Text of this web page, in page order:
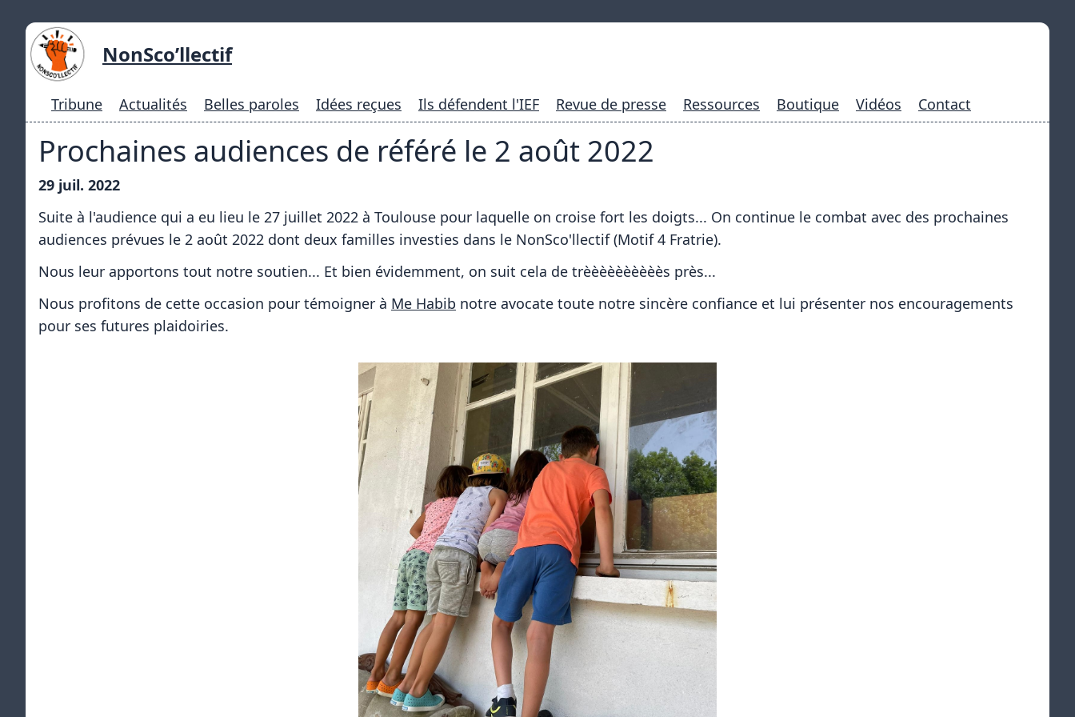
NonSco’llectif
Tribune Actualités Belles paroles Idées reçues Ils défendent l'IEF Revue de presse Ressources Boutique Vidéos Contact
Prochaines audiences de référé le 2 août 2022
29 juil. 2022
Suite à l'audience qui a eu lieu le 27 juillet 2022 à Toulouse pour laquelle on croise fort les doigts... On continue le combat avec des prochaines
audiences prévues le 2 août 2022 dont deux familles investies dans le NonSco'llectif (Motif 4 Fratrie).
Nous leur apportons tout notre soutien... Et bien évidemment, on suit cela de trèèèèèèèèèès près...
Nous profitons de cette occasion pour témoigner à Me Habib notre avocate toute notre sincère confiance et lui présenter nos encouragements
pour ses futures plaidoiries.